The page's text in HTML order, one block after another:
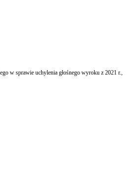
w sprawie uchylenia głośnego wyroku z 2021 r.,